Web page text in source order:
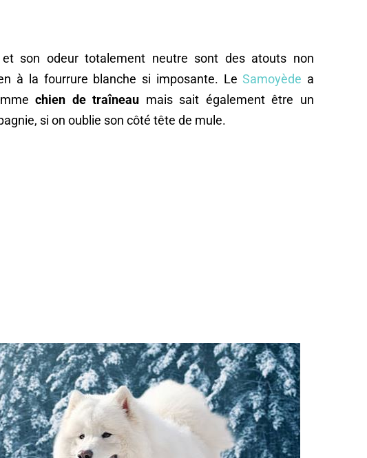
et son odeur totalement neutre sont des atouts non
à la fourrure blanche si imposante. LeSamoyède a
chien de traîneau mais sait également être un
si on oublie son côté tête de mule.